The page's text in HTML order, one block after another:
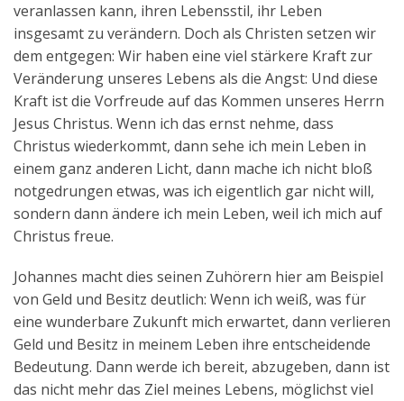
veranlassen kann, ihren Lebensstil, ihr Leben
insgesamt zu verändern. Doch als Christen setzen wir
dem entgegen: Wir haben eine viel stärkere Kraft zur
Veränderung unseres Lebens als die Angst: Und diese
Kraft ist die Vorfreude auf das Kommen unseres Herrn
Jesus Christus. Wenn ich das ernst nehme, dass
Christus wiederkommt, dann sehe ich mein Leben in
einem ganz anderen Licht, dann mache ich nicht bloß
notgedrungen etwas, was ich eigentlich gar nicht will,
sondern dann ändere ich mein Leben, weil ich mich auf
Christus freue.
Johannes macht dies seinen Zuhörern hier am Beispiel
von Geld und Besitz deutlich: Wenn ich weiß, was für
eine wunderbare Zukunft mich erwartet, dann verlieren
Geld und Besitz in meinem Leben ihre entscheidende
Bedeutung. Dann werde ich bereit, abzugeben, dann ist
das nicht mehr das Ziel meines Lebens, möglichst viel